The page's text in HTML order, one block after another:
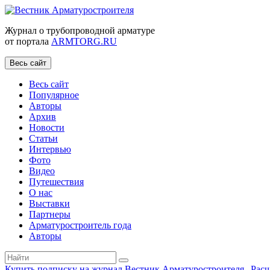
Журнал о трубопроводной арматуре
от портала ARMTORG.RU
Весь сайт
Весь сайт
Популярное
Авторы
Архив
Новости
Статьи
Интервью
Фото
Видео
Путешествия
О нас
Выставки
Партнеры
Арматуростроитель года
Авторы